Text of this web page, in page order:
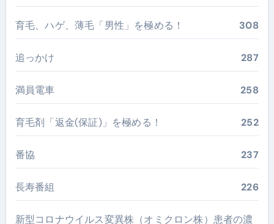
育毛、ハゲ、薄毛「男性」を極める！ 308
追っかけ 287
満員電車 258
育毛剤「返金(保証)」を極める！ 252
番協 237
長寿番組 226
新型コロナウイルス変異株（オミクロン株）患者の濃